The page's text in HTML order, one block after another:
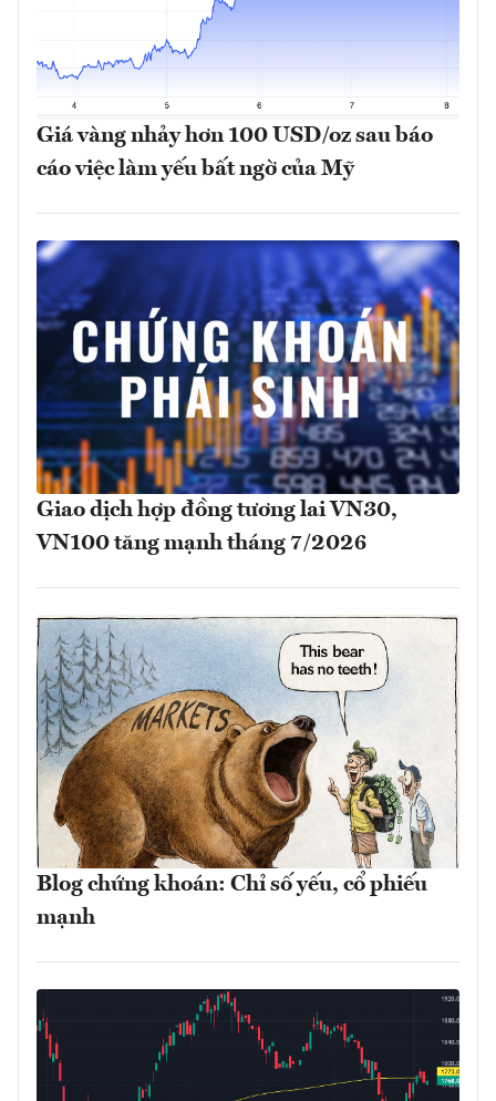
Giá vàng nhảy hơn 100 USD/oz sau báo
cáo việc làm yếu bất ngờ của Mỹ
Giao dịch hợp đồng tương lai VN30,
VN100 tăng mạnh tháng 7/2026
Blog chứng khoán: Chỉ số yếu, cổ phiếu
mạnh